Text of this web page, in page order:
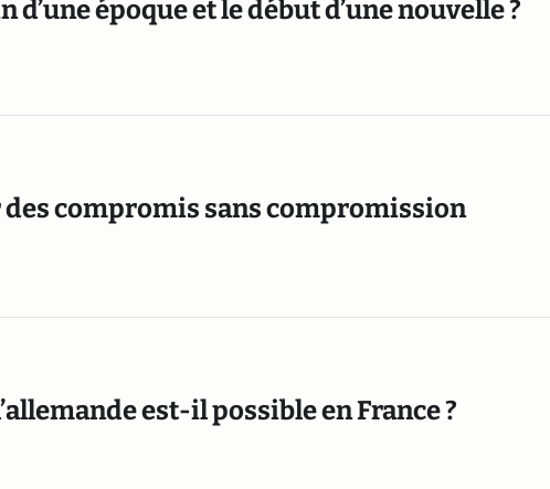
d’une époque et le début d’une nouvelle ?
compromis sans compromission
est-il possible en France ?